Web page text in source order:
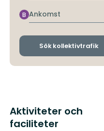
Ankomst
B
Sök kollektivtrafik
Aktiviteter och
faciliteter